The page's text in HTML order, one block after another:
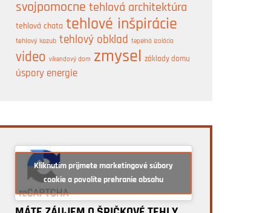
svojpomocne tehlová architektúra
tehlová chata tehlové inšpirácie
tehlový kozub tehlový obklad tepelná izolácia
video víkendový dom zmysel základy domu
úspory energie
Kliknutím prijmete marketingové súbory
cookie a povolíte prehranie obsahu